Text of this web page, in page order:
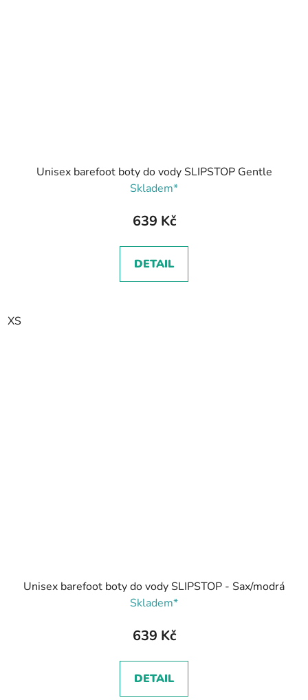
Unisex barefoot boty do vody SLIPSTOP Gentle
Skladem*
639 Kč
DETAIL
XS
Unisex barefoot boty do vody SLIPSTOP - Sax/modrá
Skladem*
639 Kč
DETAIL